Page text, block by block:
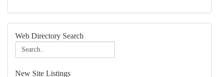
Web Directory Search
New Site Listings